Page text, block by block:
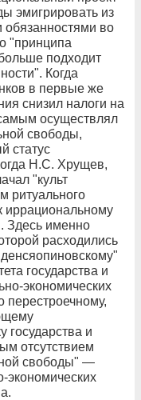
эмигрировать из
во
"принципа
подходит
Когда
в первые же
снизил налоги на
осуществлял
свободы,
статус
Н.С. Хрущев,
"культ
ритуального
иррациональному
Здесь именно
расходились
государства и
экономических
государства и
отсутствием
свободы" —
экономических